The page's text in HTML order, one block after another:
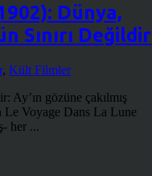
Dünya,
Sınırı Değildir
,Kült Filmler
gözüne çakılmış
Le Voyage Dans La Lune
her ...